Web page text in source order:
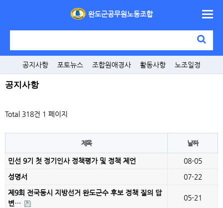
완도군공무원노동조합
공지사항 포토뉴스 조합원애경사 활동사항 노조일정
공지사항
Total 318건 1 페이지
제목 날짜
민선 9기 첫 정기인사 정책평가 및 정책 제언
08-05
성명서
07-22
제9회 전국동시 지방선거 완도군수 후보 정책 질의 답
변…
05-21